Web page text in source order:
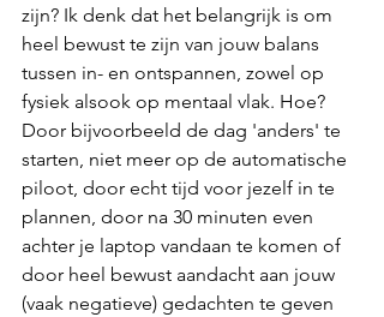
zijn? Ik denk dat het belangrijk is om
heel bewust te zijn van jouw balans
tussen in- en ontspannen, zowel op
fysiek alsook op mentaal vlak. Hoe?
Door bijvoorbeeld de dag 'anders' te
starten, niet meer op de automatische
piloot, door echt tijd voor jezelf in te
plannen, door na 30 minuten even
achter je laptop vandaan te komen of
door heel bewust aandacht aan jouw
(vaak negatieve) gedachten te geven